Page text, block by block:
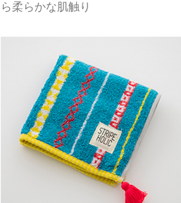
ら柔らかな肌触り